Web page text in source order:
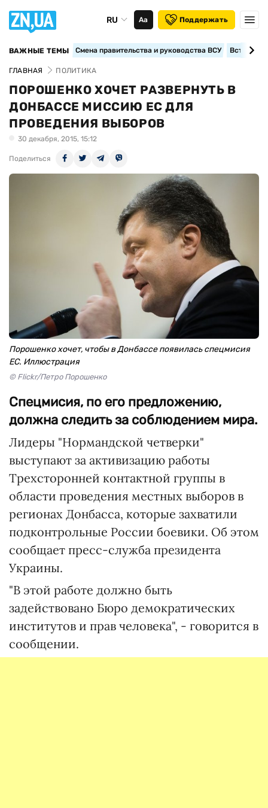
RU Аа Поддержать
ВАЖНЫЕ ТЕМЫ Смена правительства и руководства ВСУ
ГЛАВНАЯ ПОЛИТИКА
ПОРОШЕНКО ХОЧЕТ РАЗВЕРНУТЬ В
ДОНБАССЕ МИССИЮ ЕС ДЛЯ
ПРОВЕДЕНИЯ ВЫБОРОВ
30 декабря, 2015, 15:12
Поделиться
Порошенко хочет, чтобы в Донбассе появилась спецмисия
ЕС. Иллюстрация
© Flickr/Петро Порошенко
Спецмисия, по его предложению,
должна следить за соблюдением мира.
Лидеры "Нормандской четверки"
выступают за активизацию работы
Трехсторонней контактной группы в
области проведения местных выборов в
регионах Донбасса, которые захватили
подконтрольные России боевики. Об этом
сообщает пресс-служба президента
Украины.
"В этой работе должно быть
задействовано Бюро демократических
институтов и прав человека", - говорится в
сообщении.